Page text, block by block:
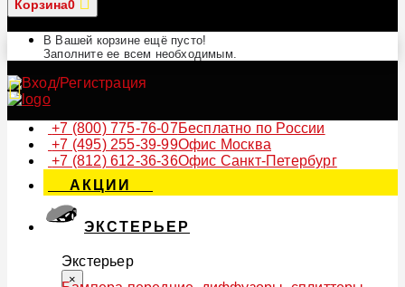
Корзина0
В Вашей корзине ещё пусто!
Заполните ее всем необходимым.
+7 (800) 775-76-07Бесплатно по России
+7 (495) 255-39-99Офис Москва
+7 (812) 612-36-36Офис Санкт-Петербург
АКЦИИ
ЭКСТЕРЬЕР
Экстерьер
×